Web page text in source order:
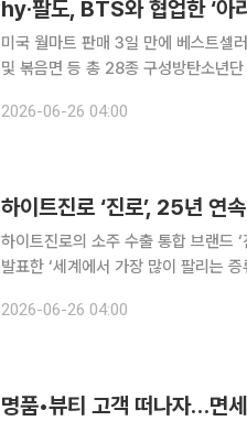
미국 월마트 판매 3일 만에 베스트셀
및 볶음면 등 총 28종 구성방탄소년단 월
며 글로벌 식음료 시장에 신선한 충격
2026-06-26 04:00
하이트진로의 소주 수출 통합 브랜드
발표한 ‘세계에서 가장 많이 팔리는 증
를 기록한 브랜드가 속한 진(Gin) 카
2026-06-26 04:00
명품•뷰티 고객 떠나자…면